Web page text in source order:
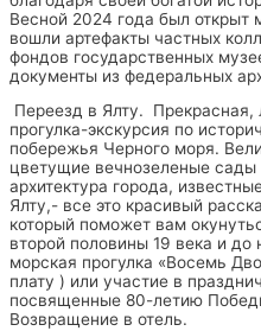
Весной 2024 года был открыт
вошли артефакты частных
фондов государственных
документы из федеральных
Переезд в Ялту. Прекрасная,
прогулка-экскурсия по
побережья Черного моря.
цветущие вечнозеленые сады
архитектура города,
Ялту,- все это красивый
который поможет вам
второй половины 19 века и
морская прогулка «Восемь
плату ) или участие в
посвященные 80-летию